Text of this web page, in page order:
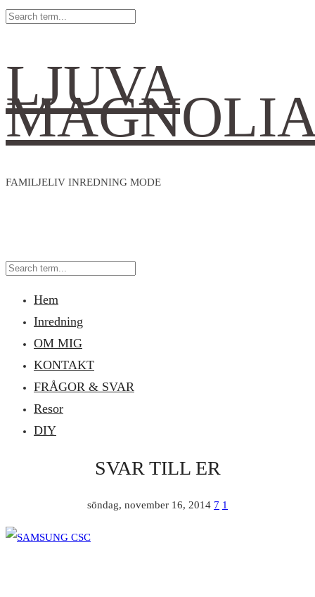
LJUVA
FAMILJELIV INREDNING MODE
Hem
Inredning
OM MIG
KONTAKT
FRÅGOR & SVAR
Resor
DIY
SVAR TILL ER
söndag, november 16, 2014 7 1